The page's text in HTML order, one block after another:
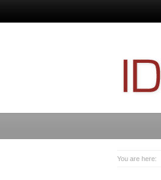
You are here: